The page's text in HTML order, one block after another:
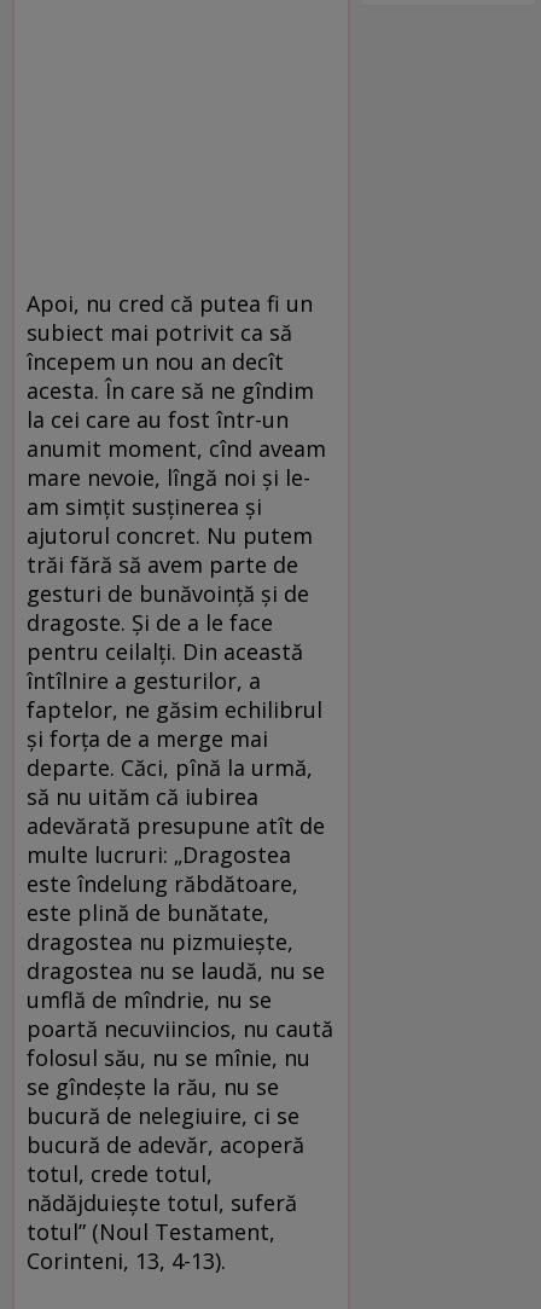
Apoi, nu cred că putea fi un
subiect mai potrivit ca să
începem un nou an decît
acesta. În care să ne gîndim
la cei care au fost într-un
anumit moment, cînd aveam
mare nevoie, lîngă noi și le-
am simțit susținerea și
ajutorul concret. Nu putem
trăi fără să avem parte de
gesturi de bunăvoință și de
dragoste. Și de a le face
pentru ceilalți. Din această
întîlnire a gesturilor, a
faptelor, ne găsim echilibrul
și forța de a merge mai
departe. Căci, pînă la urmă,
să nu uităm că iubirea
adevărată presupune atît de
multe lucruri: „Dragostea
este îndelung răbdătoare,
este plină de bunătate,
dragostea nu pizmuieşte,
dragostea nu se laudă, nu se
umflă de mîndrie, nu se
poartă necuviincios, nu caută
folosul său, nu se mînie, nu
se gîndeşte la rău, nu se
bucură de nelegiuire, ci se
bucură de adevăr, acoperă
totul, crede totul,
nădăjduieşte totul, suferă
totul” (Noul Testament,
Corinteni, 13, 4-13).